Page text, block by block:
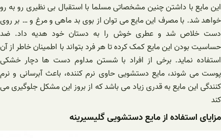
این مایع با داشتن چنین مشخصاتی مسلما با استقبال بی نظیری رو به رو
خواهد شد. با مصرف این مایع می توان از بوی بد ماهی و مرغ و … بر روی
دست خلاص شد و عطری خوش را به دستان خود هدیه داد. ضد
حساسیت بودن این مایع کمک کرده تا هر فرد بتواند با اطمینان خاطر از آن
استفاده نماید. برخی از افراد با شستن مداوم دست ها دچار خشکی
پوست می شوند، مایع دستشویی حاوی نرم کننده، باعث آبرسانی و نرم
کنندگی این مایع به قدری زیاد می باشد که از بروز این مشکل جلوگیری می
کند
مزایای استفاده از مایع دستشویی گلیسیرینه